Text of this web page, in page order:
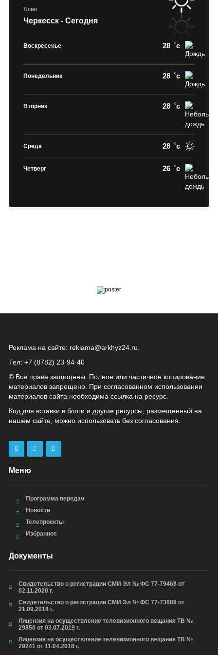
Ясно
Черкесск - Сегодня
Воскресенье 28 c
Понедельник 28 c
Вторник 28 c
Среда 28 c
Четверг 26 c
Реклама на сайте: reklama@arkhyz24.ru
Тел: +7 (8782) 23‑94‑40
© Все права защищены. Полное или частичное копирование
материалов запрещено. При согласованном использовании
материалов сайта необходима ссылка на ресурс.
Код для вставки в блоги и другие ресурсы, размещенный на
нашем сайте, можно использовать без согласования.
Меню
Программа передач
Новости
Телепроекты
Избранное
Документы
Свидетельство о регистрации СМИ Эл № ФС 77-79468 от
02.11.2020 г.
Свидетельство о регистрации СМИ Эл № ФС 77-73689 от
21.09.2018 г.
Лицензия на осуществление телевизионного вещания ТВ №
29850 от 03.07.2019 г.
Лицензия на осуществление телевизионного вещания ТВ №
29241 от 11.04.2018 г.